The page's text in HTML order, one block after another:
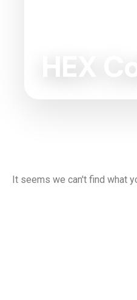
HEX
It seems we can't find what